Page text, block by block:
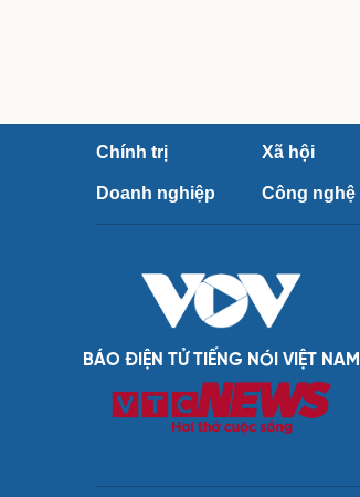
Chính trị Xã hội
Doanh nghiệp Công nghệ
BÁO ĐIỆN TỬ TIẾNG NÓI VIỆT NAM